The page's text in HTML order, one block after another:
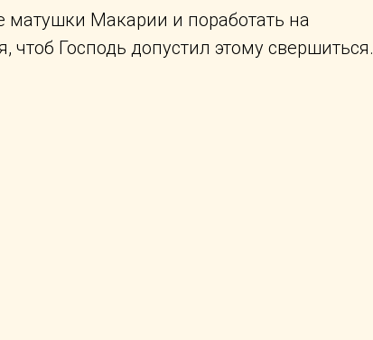
матушки Макарии и поработать на
чтоб Господь допустил этому свершиться.